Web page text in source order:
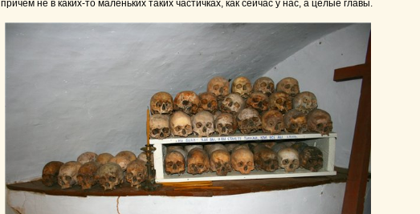
причем не в каких-то маленьких таких частичках, как сейчас у нас, а целые главы.